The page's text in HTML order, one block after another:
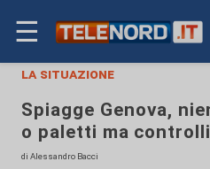
☰
la situazione
Spiagge Genova,
o paletti ma
di Alessandro Bacci